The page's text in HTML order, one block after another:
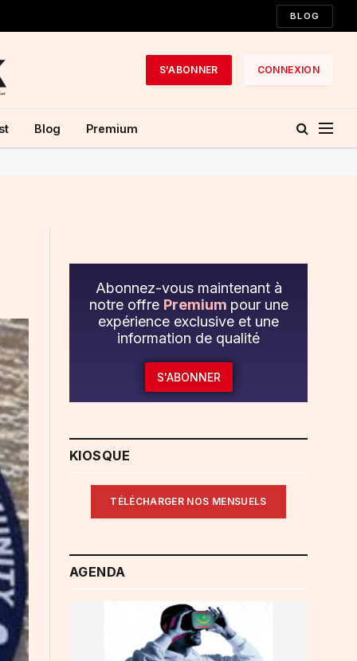
BLOG
S'ABONNER CONNEXION
Blog Premium
Abonnez-vous maintenant à
notre offre Premium pour une
expérience exclusive et une
information de qualité
S'ABONNER
KIOSQUE
TÉLÉCHARGER NOS MENSUELS
AGENDA